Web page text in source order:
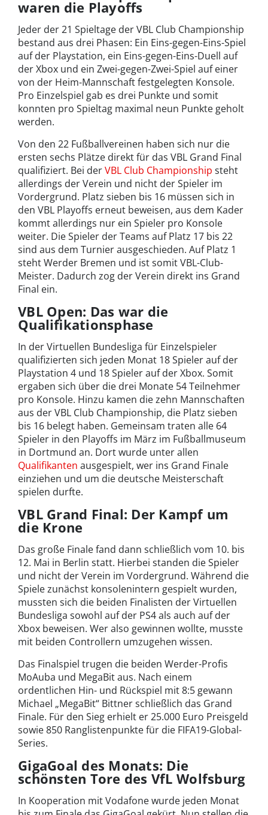
waren die Playoffs
Jeder der 21 Spieltage der VBL Club Championship
bestand aus drei Phasen: Ein Eins-gegen-Eins-Spiel
auf der Playstation, ein Eins-gegen-Eins-Duell auf
der Xbox und ein Zwei-gegen-Zwei-Spiel auf einer
von der Heim-Mannschaft festgelegten Konsole.
Pro Einzelspiel gab es drei Punkte und somit
konnten pro Spieltag maximal neun Punkte geholt
werden.
Von den 22 Fußballvereinen haben sich nur die
ersten sechs Plätze direkt für das VBL Grand Final
qualifiziert. Bei derVBL Club Championship steht
allerdings der Verein und nicht der Spieler im
Vordergrund. Platz sieben bis 16 müssen sich in
den VBL Playoffs erneut beweisen, aus dem Kader
kommt allerdings nur ein Spieler pro Konsole
weiter. Die Spieler der Teams auf Platz 17 bis 22
sind aus dem Turnier ausgeschieden. Auf Platz 1
steht Werder Bremen und ist somit VBL-Club-
Meister. Dadurch zog der Verein direkt ins Grand
Final ein.
VBL Open: Das war die
Qualifikationsphase
In der Virtuellen Bundesliga für Einzelspieler
qualifizierten sich jeden Monat 18 Spieler auf der
Playstation 4 und 18 Spieler auf der Xbox. Somit
ergaben sich über die drei Monate 54 Teilnehmer
pro Konsole. Hinzu kamen die zehn Mannschaften
aus der VBL Club Championship, die Platz sieben
bis 16 belegt haben. Gemeinsam traten alle 64
Spieler in den Playoffs im März im Fußballmuseum
in Dortmund an. Dort wurde unter allen
Qualifikanten ausgespielt, wer ins Grand Finale
einziehen und um die deutsche Meisterschaft
spielen durfte.
VBL Grand Final: Der Kampf um
die Krone
Das große Finale fand dann schließlich vom 10. bis
12. Mai in Berlin statt. Hierbei standen die Spieler
und nicht der Verein im Vordergrund. Während die
Spiele zunächst konsolenintern gespielt wurden,
mussten sich die beiden Finalisten der Virtuellen
Bundesliga sowohl auf der PS4 als auch auf der
Xbox beweisen. Wer also gewinnen wollte, musste
mit beiden Controllern umzugehen wissen.
Das Finalspiel trugen die beiden Werder-Profis
MoAuba und MegaBit aus. Nach einem
ordentlichen Hin- und Rückspiel mit 8:5 gewann
Michael „MegaBit“ Bittner schließlich das Grand
Finale. Für den Sieg erhielt er 25.000 Euro Preisgeld
sowie 850 Ranglistenpunkte für die FIFA19-Global-
Series.
GigaGoal des Monats: Die
schönsten Tore des VfL Wolfsburg
In Kooperation mit Vodafone wurde jeden Monat